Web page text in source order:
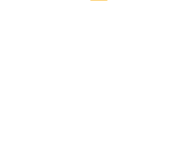
私にとって『15名もの方々